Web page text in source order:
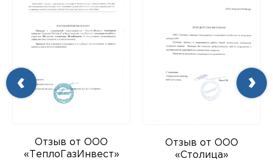
Отзыв от ООО
«ТеплоГазИнвест»
Отзыв от ООО
«Столица»